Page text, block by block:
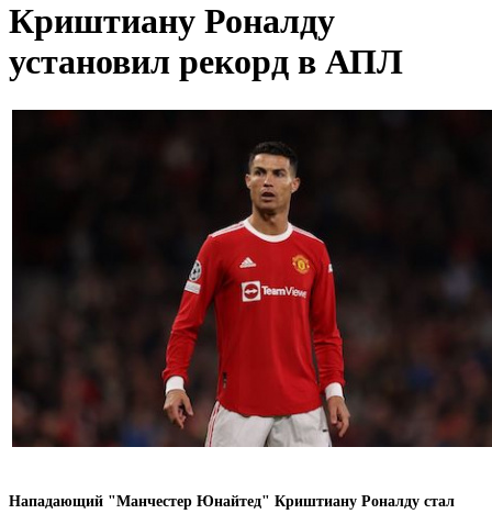
Криштиану Роналду
установил рекорд в АПЛ
Нападающий "Манчестер Юнайтед" Криштиану Роналду стал